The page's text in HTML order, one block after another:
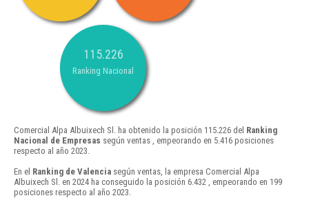
115.226
Ranking Nacional
Comercial Alpa Albuixech Sl. ha obtenido la posición 115.226 del Ranking
Nacional de Empresas según ventas , empeorando en 5.416 posiciones
respecto al año 2023.
En el Ranking de Valencia según ventas, la empresa Comercial Alpa
Albuixech Sl. en 2024 ha conseguido la posición 6.432 , empeorando en 199
posiciones respecto al año 2023.